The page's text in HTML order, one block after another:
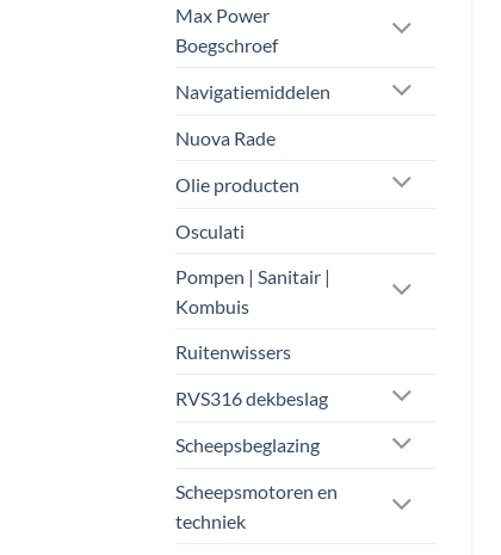
Max Power
Boegschroef
Navigatiemiddelen
Nuova Rade
Olie producten
Osculati
Pompen | Sanitair |
Kombuis
Ruitenwissers
RVS316 dekbeslag
Scheepsbeglazing
Scheepsmotoren en
techniek